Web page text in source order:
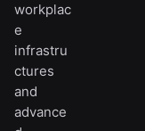
workplac
e
infrastru
ctures
and
advance